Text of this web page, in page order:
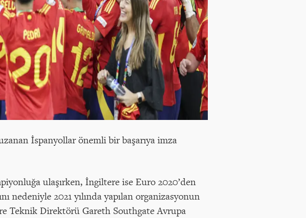
İspanyollar önemli bir başarıya imza
ulaşırken, İngiltere ise Euro 2020’den
nedeniyle 2021 yılında yapılan organizasyonun
Teknik Direktörü Gareth Southgate Avrupa